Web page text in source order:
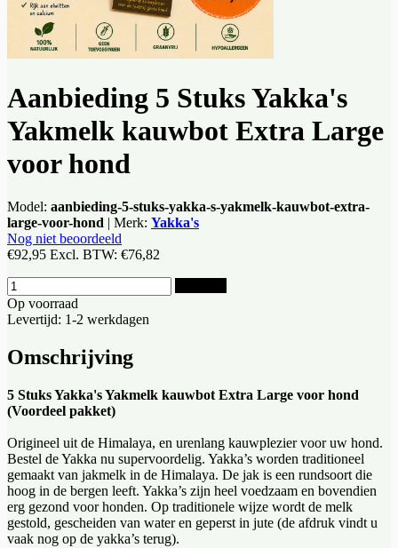
Aanbieding 5 Stuks Yakka's
Yakmelk kauwbot Extra Large
voor hond
Model: aanbieding-5-stuks-yakka-s-yakmelk-kauwbot-extra-
large-voor-hond | Merk: Yakka's
Nog niet beoordeeld
€92,95 Excl. BTW: €76,82
Op voorraad
Levertijd: 1-2 werkdagen
Omschrijving
5 Stuks Yakka's Yakmelk kauwbot Extra Large voor hond
(Voordeel pakket)
Origineel uit de Himalaya, en urenlang kauwplezier voor uw hond.
Bestel de Yakka nu supervoordelig. Yakka’s worden traditioneel
gemaakt van jakmelk in de Himalaya. De jak is een rundsoort die
hoog in de bergen leeft. Yakka’s zijn heel voedzaam en bovendien
erg gezond voor honden. Op traditionele wijze wordt de melk
gestold, gescheiden van water en geperst in jute (de afdruk vindt u
vaak nog op de yakka’s terug).